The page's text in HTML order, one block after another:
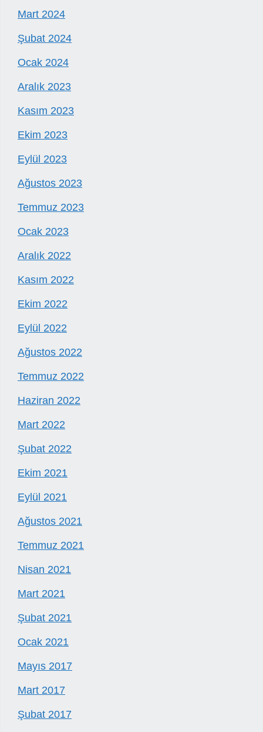
Mart 2024
Şubat 2024
Ocak 2024
Aralık 2023
Kasım 2023
Ekim 2023
Eylül 2023
Ağustos 2023
Temmuz 2023
Ocak 2023
Aralık 2022
Kasım 2022
Ekim 2022
Eylül 2022
Ağustos 2022
Temmuz 2022
Haziran 2022
Mart 2022
Şubat 2022
Ekim 2021
Eylül 2021
Ağustos 2021
Temmuz 2021
Nisan 2021
Mart 2021
Şubat 2021
Ocak 2021
Mayıs 2017
Mart 2017
Şubat 2017